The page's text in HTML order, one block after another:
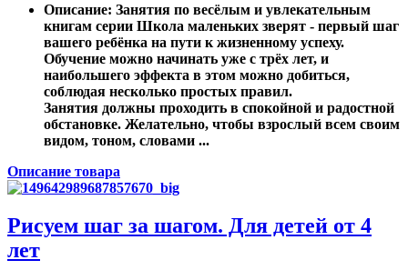
Описание: Занятия по весёлым и увлекательным
книгам серии Школа маленьких зверят - первый шаг
вашего ребёнка на пути к жизненному успеху.
Обучение можно начинать уже с трёх лет, и
наибольшего эффекта в этом можно добиться,
соблюдая несколько простых правил.
Занятия должны проходить в спокойной и радостной
обстановке. Желательно, чтобы взрослый всем своим
видом, тоном, словами ...
Описание товара
Рисуем шаг за шагом. Для детей от 4
лет